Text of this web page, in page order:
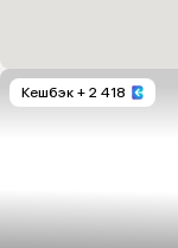
Кешбэк + 2 418